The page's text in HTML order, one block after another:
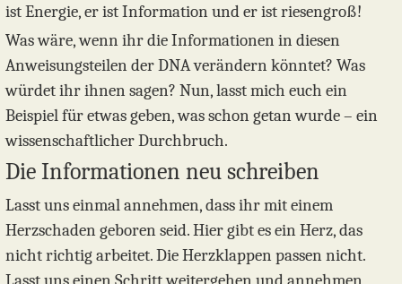
ist Energie, er ist Information und er ist riesengroß!
Was wäre, wenn ihr die Informationen in diesen
Anweisungsteilen der DNA verändern könntet? Was
würdet ihr ihnen sagen? Nun, lasst mich euch ein
Beispiel für etwas geben, was schon getan wurde – ein
wissenschaftlicher Durchbruch.
Die Informationen neu schreiben
Lasst uns einmal annehmen, dass ihr mit einem
Herzschaden geboren seid. Hier gibt es ein Herz, das
nicht richtig arbeitet. Die Herzklappen passen nicht.